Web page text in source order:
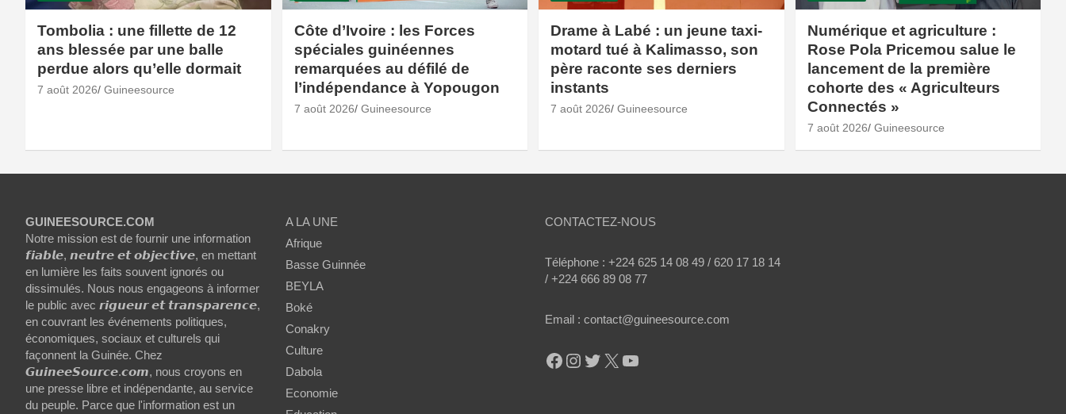
Tombolia : une fillette de 12
ans blessée par une balle
perdue alors qu’elle dormait
7 août 2026 Guineesource
Côte d’Ivoire : les Forces
spéciales guinéennes
remarquées au défilé de
l’indépendance à Yopougon
7 août 2026 Guineesource
Drame à Labé : un jeune taxi-
motard tué à Kalimasso, son
père raconte ses derniers
instants
7 août 2026 Guineesource
Numérique et agriculture :
Rose Pola Pricemou salue le
lancement de la première
cohorte des « Agriculteurs
Connectés »
7 août 2026 Guineesource
GUINEESOURCE.COM
Notre mission est de fournir une information
𝙛𝙞𝙖𝙗𝙡𝙚, 𝙣𝙚𝙪𝙩𝙧𝙚 𝙚𝙩 𝙤𝙗𝙟𝙚𝙘𝙩𝙞𝙫𝙚, en mettant
en lumière les faits souvent ignorés ou
dissimulés. Nous nous engageons à informer
le public avec 𝙧𝙞𝙜𝙪𝙚𝙪𝙧 𝙚𝙩 𝙩𝙧𝙖𝙣𝙨𝙥𝙖𝙧𝙚𝙣𝙘𝙚,
en couvrant les événements politiques,
économiques, sociaux et culturels qui
façonnent la Guinée. Chez
𝙂𝙪𝙞𝙣𝙚𝙚𝙎𝙤𝙪𝙧𝙘𝙚.𝙘𝙤𝙢, nous croyons en
une presse libre et indépendante, au service
du peuple. Parce que l'information est un
A LA UNE
Afrique
Basse Guinnée
BEYLA
Boké
Conakry
Culture
Dabola
Economie
CONTACTEZ-NOUS
Téléphone : +224 625 14 08 49 / 620 17 18 14
/ +224 666 89 08 77
Email : contact@guineesource.com
Facebook
Instagram
Twitter
X YouTube